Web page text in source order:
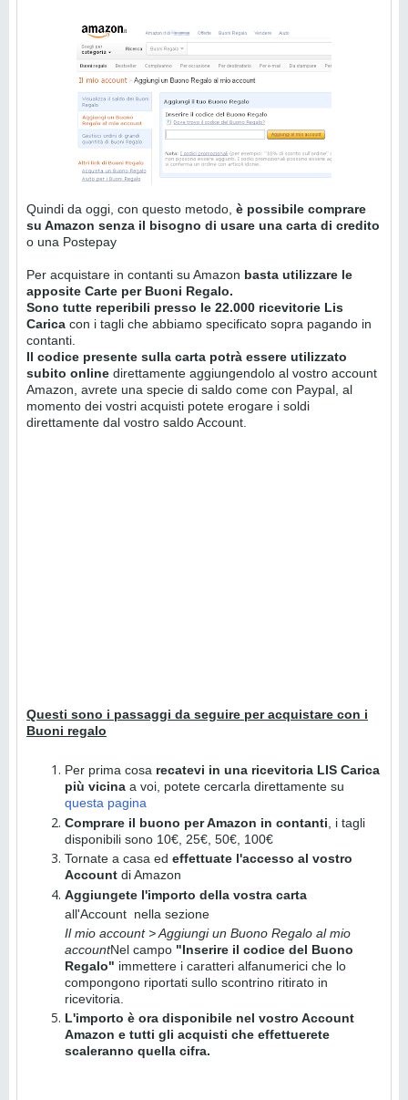
Quindi da oggi, con questo metodo, è possibile comprare
su Amazon senza il bisogno di usare una carta di credito
o una Postepay
Per acquistare in contanti su Amazon basta utilizzare le
apposite Carte per Buoni Regalo.
Sono tutte reperibili presso le 22.000 ricevitorie Lis
Carica con i tagli che abbiamo specificato sopra pagando in
contanti.
Il codice presente sulla carta potrà essere utilizzato
subito online direttamente aggiungendolo al vostro account
Amazon, avrete una specie di saldo come con Paypal, al
momento dei vostri acquisti potete erogare i soldi
direttamente dal vostro saldo Account.
Questi sono i passaggi da seguire per acquistare con i
Buoni regalo
Per prima cosa recatevi in una ricevitoria LIS Carica
più vicina a voi, potete cercarla direttamente su
questa pagina
Comprare il buono per Amazon in contanti , i tagli
disponibili sono 10€, 25€, 50€, 100€
Tornate a casa ed effettuate l'accesso al vostro
Account di Amazon
Aggiungete l'importo della vostra carta
all'Account nella sezione
Il mio account > Aggiungi un Buono Regalo al mio
accountNel campo "Inserire il codice del Buono
Regalo" immettere i caratteri alfanumerici che lo
compongono riportati sullo scontrino ritirato in
ricevitoria.
L'importo è ora disponibile nel vostro Account
Amazon e tutti gli acquisti che effettuerete
scaleranno quella cifra.